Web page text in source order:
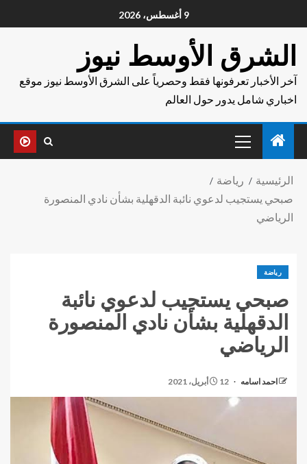
9 أغسطس، 2026
الشرق الأوسط نيوز
آخر الأخبار تعرفونها فقط وحصرياً على الشرق الأوسط نيوز موقع
اخباري شامل يدور حول العالم
الرئيسية
رياضة
صبحي يستجيب لدعوي نائبة الدقهلية بشأن نادي المنصورة
الرياضي
رياضة
صبحي يستجيب لدعوي نائبة
الدقهلية بشأن نادي المنصورة
الرياضي
احمد اسامه 12 أبريل، 2021